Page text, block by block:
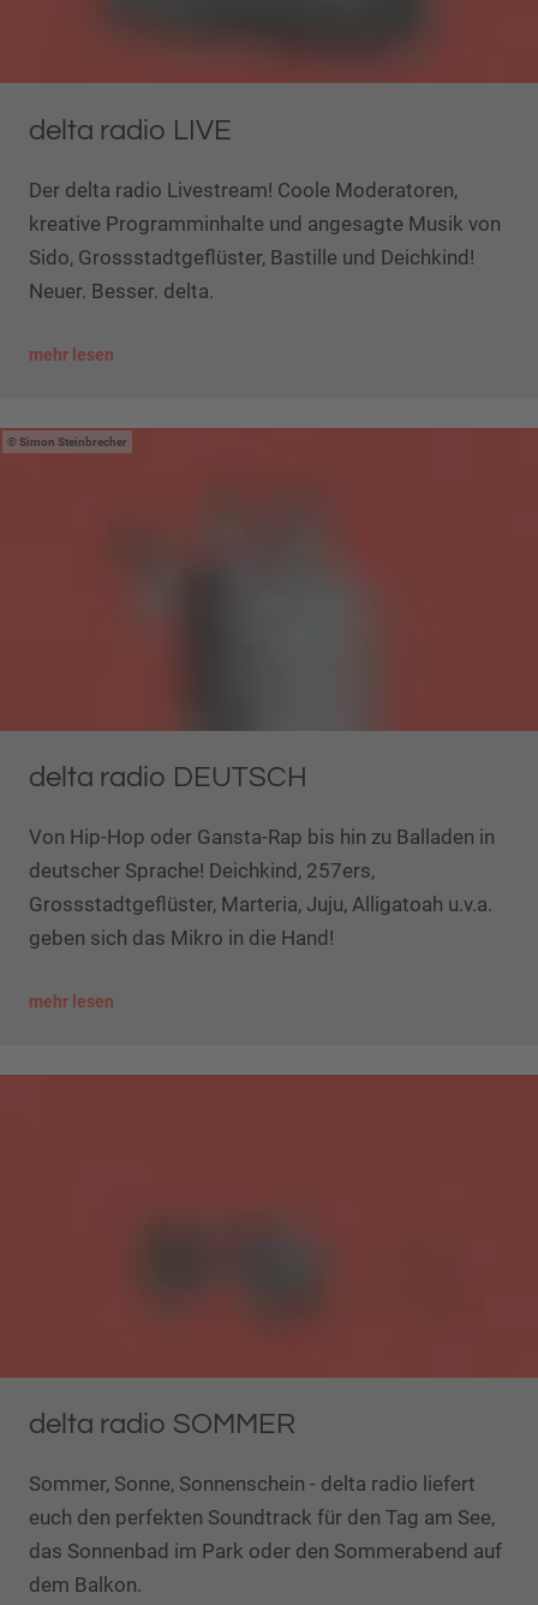
delta radio LIVE
Der delta radio Livestream! Coole Moderatoren,
kreative Programminhalte und angesagte Musik von
Sido, Grossstadtgeflüster, Bastille und Deichkind!
Neuer. Besser. delta.
mehr lesen
Simon Steinbrecher
delta radio DEUTSCH
Von Hip-Hop oder Gansta-Rap bis hin zu Balladen in
deutscher Sprache! Deichkind, 257ers,
Grossstadtgeflüster, Marteria, Juju, Alligatoah u.v.a.
geben sich das Mikro in die Hand!
mehr lesen
delta radio SOMMER
Sommer, Sonne, Sonnenschein - delta radio liefert
euch den perfekten Soundtrack für den Tag am See,
das Sonnenbad im Park oder den Sommerabend auf
dem Balkon.